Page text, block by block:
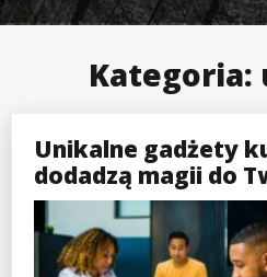
Kategoria:
Unikalne gadżety
dodadzą magii do